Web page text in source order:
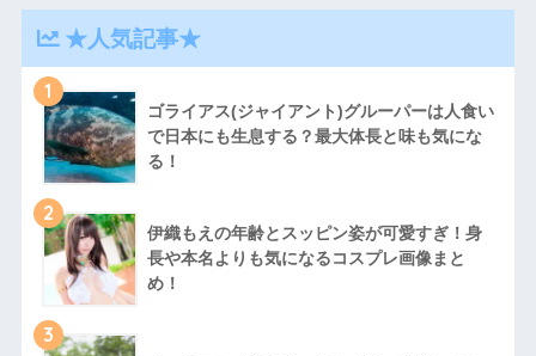
★人気記事★
1
ゴライアス(ジャイアント)グルーパーは人食い
で日本にも生息する？最大体長と味も気にな
る！
2
伊織もえの年齢とスッピン姿が可愛すぎ！身
長や本名よりも気になるコスプレ画像まと
め！
3